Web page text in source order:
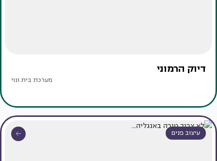
דיוק הרמוני
מערכת בית ונוי
עיצוב פנים